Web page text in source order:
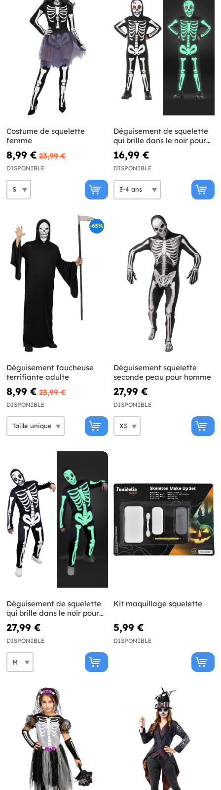
Costume de squelette
femme
8,99 € 23,99 €
DISPONIBLE
Déguisement de squelette
qui brille dans le noir pour
enfant
16,99 €
DISPONIBLE
-63%
Déguisement faucheuse
terrifiante adulte
8,99 € 23,99 €
DISPONIBLE
Déguisement squelette
seconde peau pour homme
27,99 €
DISPONIBLE
Déguisement de squelette
qui brille dans le noir pour
homme
27,99 €
DISPONIBLE
Kit maquillage squelette
5,99 €
DISPONIBLE